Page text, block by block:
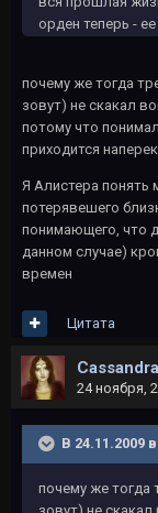
орден теперь -
почему же тогда
зовут) не скакал
потому что
приходится
Я Алистера понять
потерявешего
понимающего, что
данном случае)
времен
Цитата
Cassandra
24 ноября,
В 24.11.2009
почему же тогда